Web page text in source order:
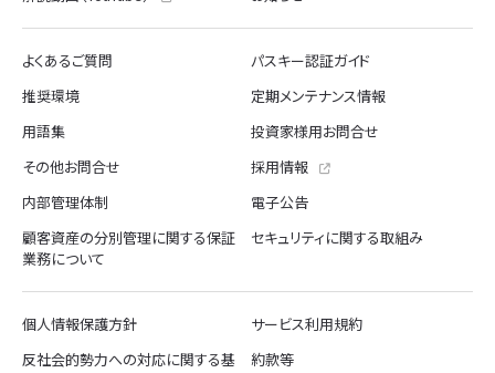
よくあるご質問
パスキー認証ガイド
推奨環境
定期メンテナンス情報
用語集
投資家様用お問合せ
その他お問合せ
採用情報
内部管理体制
電子公告
顧客資産の分別管理に関する保証
業務について
セキュリティに関する取組み
個人情報保護方針
サービス利用規約
反社会的勢力への対応に関する基
約款等